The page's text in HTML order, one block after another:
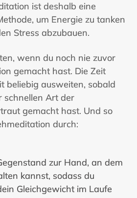
ist deshalb eine
um Energie zu tanken
Stress abzubauen.
wenn du noch nie zuvor
gemacht hast. Die Zeit
beliebig ausweiten, sobald
schnellen Art der
gemacht hast. Und so
durch:
zur Hand, an dem
kannst, sodass du
Gleichgewicht im Laufe